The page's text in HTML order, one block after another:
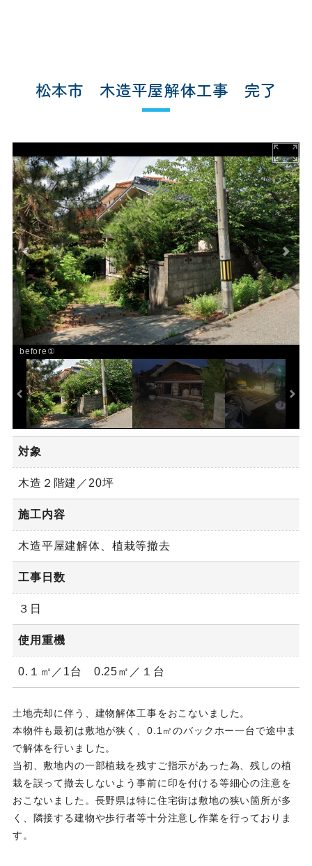
松本市 木造平屋解体工事 完了
before①
対象
木造２階建／20坪
施工内容
木造平屋建解体、植栽等撤去
工事日数
３日
使用重機
0.１㎥／1台 0.25㎥／１台
土地売却に伴う、建物解体工事をおこないました。
本物件も最初は敷地が狭く、0.1㎥のバックホー一台で途中ま
で解体を行いました。
当初、敷地内の一部植栽を残すご指示があった為、残しの植
栽を誤って撤去しないよう事前に印を付ける等細心の注意を
おこないました。長野県は特に住宅街は敷地の狭い箇所が多
く、隣接する建物や歩行者等十分注意し作業を行っておりま
す。